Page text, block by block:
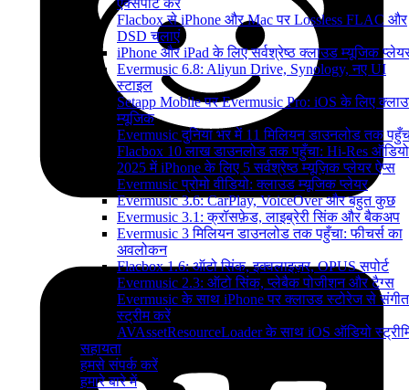
एक्सपोर्ट करें
Flacbox से iPhone और Mac पर Lossless FLAC और
DSD चलाएं
iPhone और iPad के लिए सर्वश्रेष्ठ क्लाउड म्यूजिक
Evermusic 6.8: Aliyun Drive, Synology, नए UI
स्टाइल
Setapp Mobile पर Evermusic Pro: iOS के लिए
म्यूजिक
Evermusic दुनिया भर में 11 मिलियन डाउनलोड तक
Flacbox 10 लाख डाउनलोड तक पहुँचा: Hi-Res ऑडियो
2025 में iPhone के लिए 5 सर्वश्रेष्ठ म्यूज़िक प्लेयर ऐप्स
Evermusic प्रोमो वीडियो: क्लाउड म्यूजिक प्लेयर
Evermusic 3.6: CarPlay, VoiceOver और बहुत कुछ
Evermusic 3.1: क्रॉसफ़ेड, लाइब्रेरी सिंक और बैकअप
Evermusic 3 मिलियन डाउनलोड तक पहुँचा: फीचर्स का
अवलोकन
Flacbox 1.6: ऑटो सिंक, इक्वलाइज़र, OPUS सपोर्ट
Evermusic 2.3: ऑटो सिंक, प्लेबैक पोजीशन और टैग्स
Evermusic के साथ iPhone पर क्लाउड स्टोरेज से संगीत
स्ट्रीम करें
AVAssetResourceLoader के साथ iOS ऑडियो
सहायता
हमसे संपर्क करें
हमारे बारे में